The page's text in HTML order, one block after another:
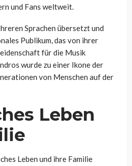
und Fans weltweit.
Sprachen übersetzt und
Publikum, das von ihrer
für die Musik
wurde zu einer Ikone der
von Menschen auf der
Leben
Leben und ihre Familie